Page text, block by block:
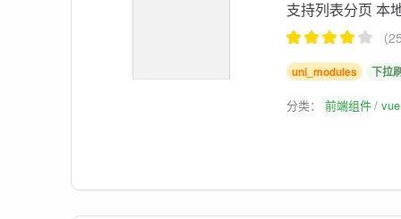
支持列表分页 本
（
uni_modules 下拉
分类：前端组件